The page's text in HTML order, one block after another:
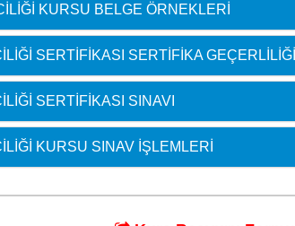
KURSU BELGE ÖRNEKLERI
SERTIFIKASI SERTIFIKA GEÇERLILIĞI
SERTIFIKASI SINAVI
KURSU SINAV İŞLEMLERI